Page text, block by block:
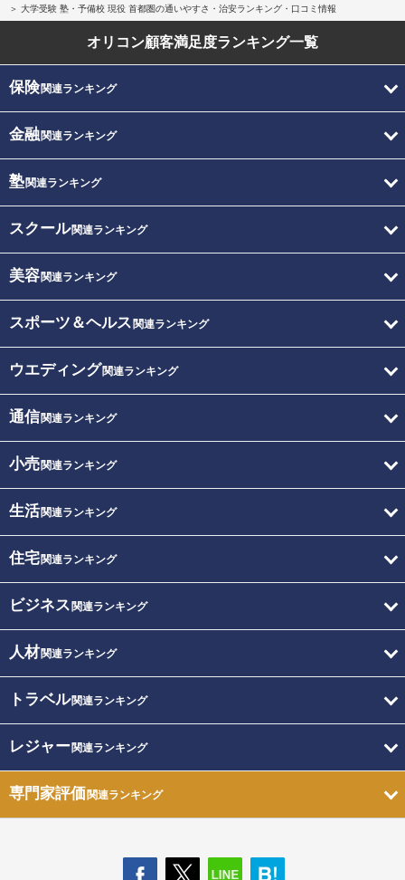
大学受験 塾・予備校 現役 首都圏の通いやすさ・治安ランキング・口コミ情報
オリコン顧客満足度ランキング一覧
保険関連ランキング
金融関連ランキング
塾関連ランキング
スクール関連ランキング
美容関連ランキング
スポーツ＆ヘルス 関連ランキング
ウエディング関連ランキング
通信関連ランキング
小売関連ランキング
生活関連ランキング
住宅関連ランキング
ビジネス 関連ランキング
人材関連ランキング
トラベル関連ランキング
レジャー関連ランキング
専門家評価関連ランキング